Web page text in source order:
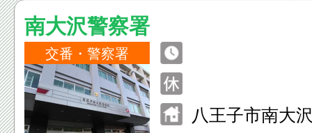
南大沢警察署
交番・警察署
八王子市南大